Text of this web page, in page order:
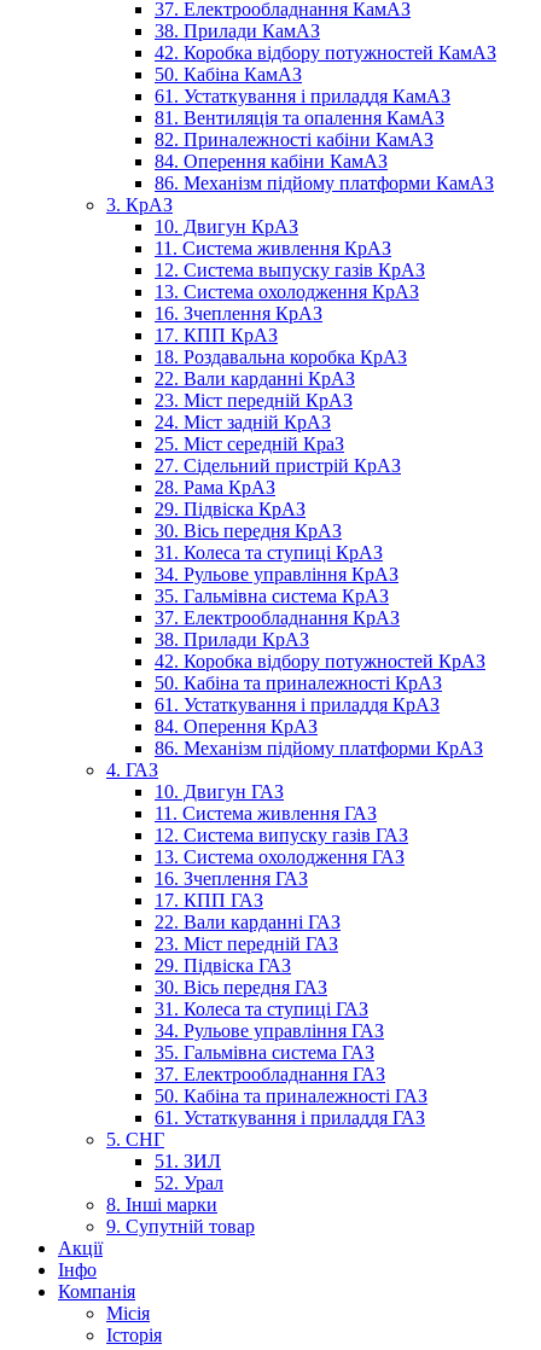
37. Електрообладнання КамАЗ
38. Прилади КамАЗ
42. Коробка відбору потужностей КамАЗ
50. Кабіна КамАЗ
61. Устаткування і приладдя КамАЗ
81. Вентиляція та опалення КамАЗ
82. Приналежності кабіни КамАЗ
84. Оперення кабіни КамАЗ
86. Механізм підйому платформи КамАЗ
3. КрАЗ
10. Двигун КрАЗ
11. Система живлення КрАЗ
12. Система выпуску газів КрАЗ
13. Система охолодження КрАЗ
16. Зчеплення КрАЗ
17. КПП КрАЗ
18. Роздавальна коробка КрАЗ
22. Вали карданні КрАЗ
23. Міст передній КрАЗ
24. Міст задній КрАЗ
25. Міст середній КраЗ
27. Сідельний пристрій КрАЗ
28. Рама КрАЗ
29. Підвіска КрАЗ
30. Вісь передня КрАЗ
31. Колеса та ступиці КрАЗ
34. Рульове управління КрАЗ
35. Гальмівна система КрАЗ
37. Електрообладнання КрАЗ
38. Прилади КрАЗ
42. Коробка відбору потужностей КрАЗ
50. Кабіна та приналежності КрАЗ
61. Устаткування і приладдя КрАЗ
84. Оперення КрАЗ
86. Механізм підйому платформи КрАЗ
4. ГАЗ
10. Двигун ГАЗ
11. Система живлення ГАЗ
12. Система випуску газів ГАЗ
13. Система охолодження ГАЗ
16. Зчеплення ГАЗ
17. КПП ГАЗ
22. Вали карданні ГАЗ
23. Міст передній ГАЗ
29. Підвіска ГАЗ
30. Вісь передня ГАЗ
31. Колеса та ступиці ГАЗ
34. Рульове управління ГАЗ
35. Гальмівна система ГАЗ
37. Електрообладнання ГАЗ
50. Кабіна та приналежності ГАЗ
61. Устаткування і приладдя ГАЗ
5. СНГ
51. ЗИЛ
52. Урал
8. Інші марки
9. Супутній товар
Акції
Інфо
Компанія
Місія
Історія